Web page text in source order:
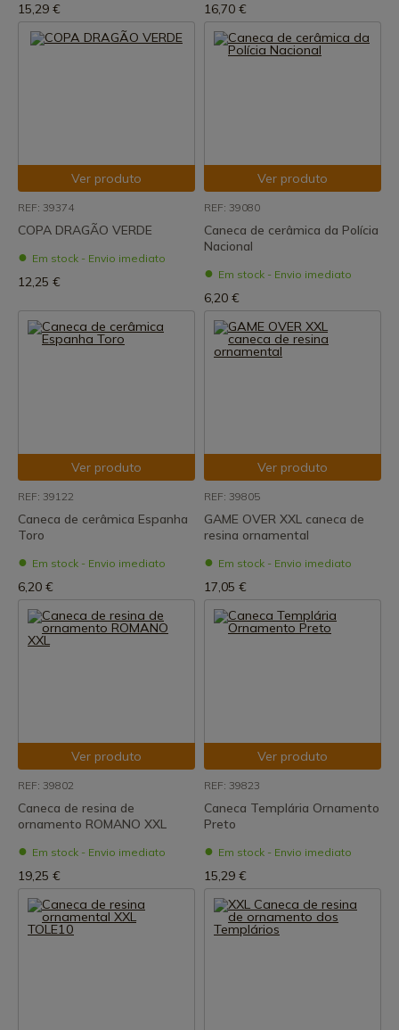
15,29 € 16,70 €
Ver produto
REF: 39374
COPA DRAGÃO VERDE
Em stock - Envio imediato
12,25 €
Ver produto
REF: 39080
Caneca de cerâmica da Polícia
Nacional
Em stock - Envio imediato
6,20 €
Ver produto
REF: 39122
Caneca de cerâmica Espanha
Toro
Em stock - Envio imediato
6,20 €
Ver produto
REF: 39805
GAME OVER XXL caneca de
resina ornamental
Em stock - Envio imediato
17,05 €
Ver produto
REF: 39802
Caneca de resina de
ornamento ROMANO XXL
Em stock - Envio imediato
19,25 €
Ver produto
REF: 39823
Caneca Templária Ornamento
Preto
Em stock - Envio imediato
15,29 €